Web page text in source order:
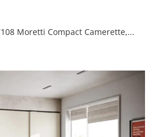
Con questa cameretta Y108 Moretti Compact Camerette, tra le soluzioni a ponte, potrai arredare stanze design per ragazzi.